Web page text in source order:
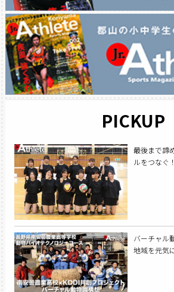
PICKUP
最後まで諦
ルをつなぐ！
バーチャル
地域を元気